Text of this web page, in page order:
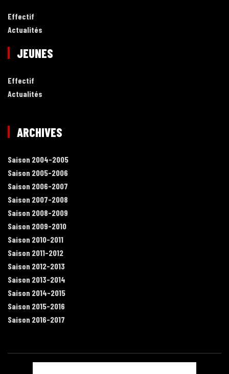
Effectif
Actualités
JEUNES
Effectif
Actualités
ARCHIVES
Saison 2004-2005
Saison 2005-2006
Saison 2006-2007
Saison 2007-2008
Saison 2008-2009
Saison 2009-2010
Saison 2010-2011
Saison 2011-2012
Saison 2012-2013
Saison 2013-2014
Saison 2014-2015
Saison 2015-2016
Saison 2016-2017